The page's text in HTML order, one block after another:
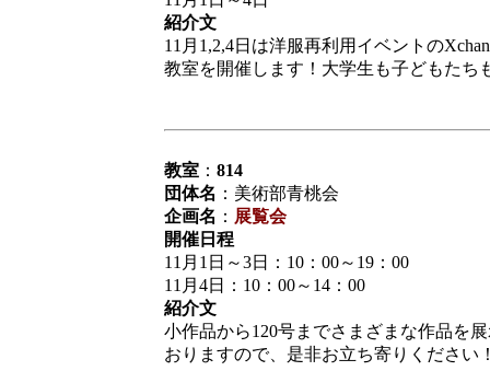
紹介文
11月1,2,4日は洋服再利用イベントの
教室を開催します！大学生も子どもたち
教室 ： 814
団体名 ：美術部青桃会
企画名 ： 展覧会
開催日程
11月1日～3日：10：00～19：00
11月4日：10：00～14：00
紹介文
小作品から120号までさまざまな作品を
おりますので、是非お立ち寄りください